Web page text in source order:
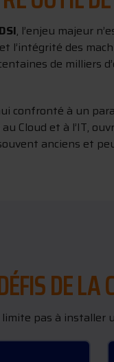
, l’enjeu majeur
l’intégrité des
de milliers
confronté à un
Cloud et à l’IT,
anciens et
DE
pas à installer